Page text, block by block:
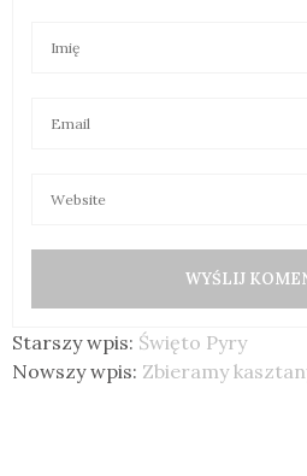
Starszy wpis: Święto Pyry
Nowszy wpis: Zbieramy